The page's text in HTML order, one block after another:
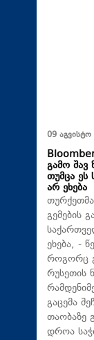
09
გამო შავ
თუმცა ეს
არ ეხება
გემების
ეხება, -
როგორც
რუსეთის
გაცემა
თაობაზე
დროა